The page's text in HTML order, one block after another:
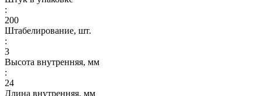
:
200
Штабелирование, шт.
:
3
Высота внутренняя, мм
:
24
Длина внутренняя, мм